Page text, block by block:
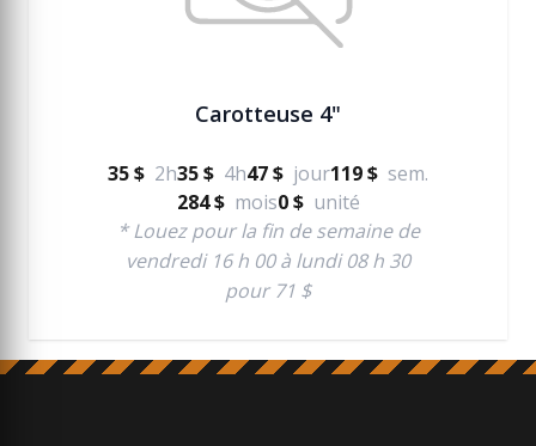
Carotteuse 4"
35 $ 2h35 $ 4h47 $ jour119 $ sem.
284 $ mois0 $ unité
* Louez pour la fin de semaine de
vendredi 16 h 00 à lundi 08 h 30
pour 71 $